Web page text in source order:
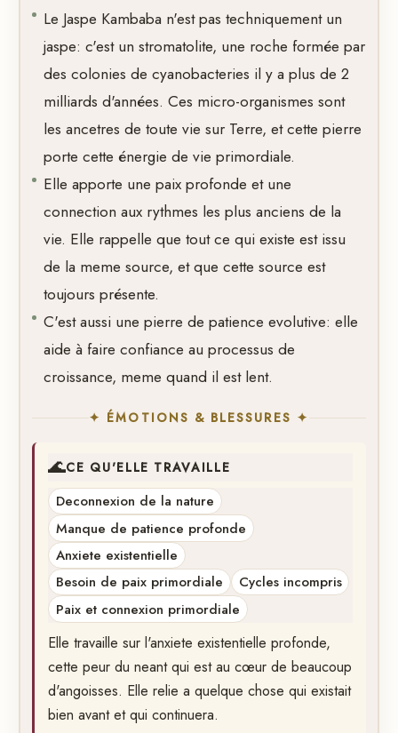
Le Jaspe Kambaba n'est pas techniquement un
jaspe: c'est un stromatolite, une roche formée par
des colonies de cyanobacteries il y a plus de 2
milliards d'années. Ces micro-organismes sont
les ancetres de toute vie sur Terre, et cette pierre
porte cette énergie de vie primordiale.
Elle apporte une paix profonde et une
connection aux rythmes les plus anciens de la
vie. Elle rappelle que tout ce qui existe est issu
de la meme source, et que cette source est
toujours présente.
C'est aussi une pierre de patience evolutive: elle
aide à faire confiance au processus de
croissance, meme quand il est lent.
✦ ÉMOTIONS & BLESSURES ✦
🌊CE QU'ELLE TRAVAILLE
Deconnexion de la nature
Manque de patience profonde
Anxiete existentielle
Besoin de paix primordiale
Cycles incompris
Paix et connexion primordiale
Elle travaille sur l'anxiete existentielle profonde,
cette peur du neant qui est au cœur de beaucoup
d'angoisses. Elle relie a quelque chose qui existait
bien avant et qui continuera.